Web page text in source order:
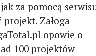
za pomocą
Załoga
opowie o
100 projektów